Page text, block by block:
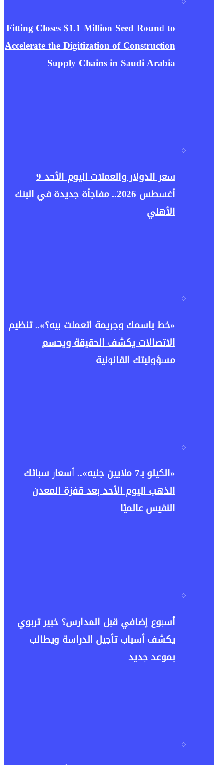
Fitting Closes $1.1 Million Seed Round to
Accelerate the Digitization of Construction
Supply Chains in Saudi Arabia
سعر الدولار والعملات اليوم الأحد 9
أغسطس 2026.. مفاجأة جديدة في البنك
الأهلي
«خط باسمك وجريمة اتعملت بيه؟».. تنظيم
الاتصالات يكشف الحقيقة ويحسم
مسؤوليتك القانونية
«الكيلو بـ7 ملايين جنيه».. أسعار سبائك
الذهب اليوم الأحد بعد قفزة المعدن
النفيس عالميًا
أسبوع إضافي قبل المدارس؟ خبير تربوي
يكشف أسباب تأجيل الدراسة ويطالب
بموعد جديد